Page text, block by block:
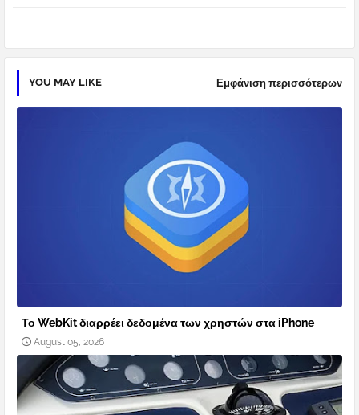
YOU MAY LIKE Εμφάνιση περισσότερων
Το WebKit διαρρέει δεδομένα των χρηστών στα iPhone
August 05, 2026